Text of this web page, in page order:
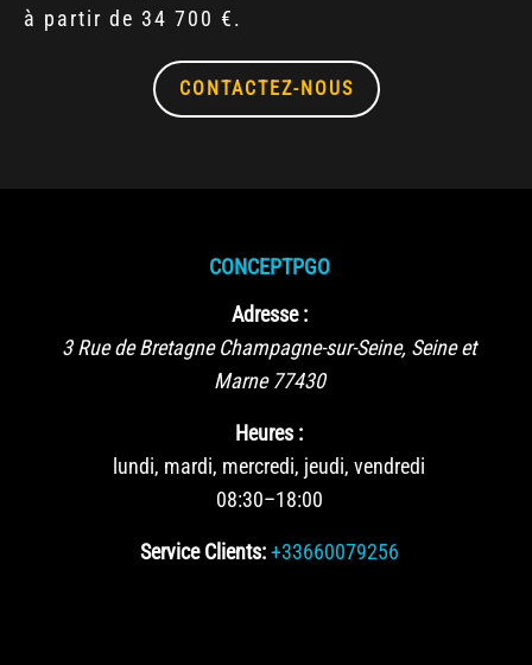
à partir de 34 700 €.
CONTACTEZ-NOUS
CONCEPTPGO
Adresse :
3 Rue de Bretagne Champagne-sur-Seine, Seine et
Marne 77430
Heures :
lundi, mardi, mercredi, jeudi, vendredi
08:30–18:00
Service Clients: +33660079256